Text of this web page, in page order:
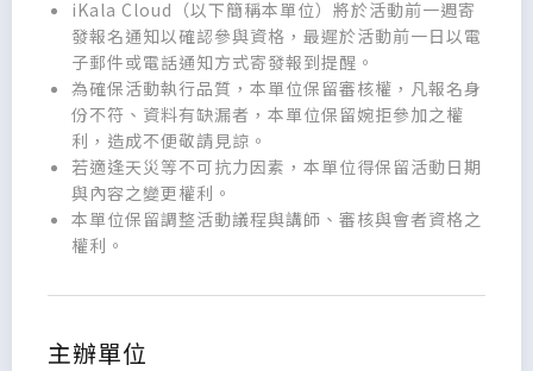
iKala Cloud（以下簡稱本單位）將於活動前一週寄
發報名通知以確認參與資格，最遲於活動前一日以電
子郵件或電話通知方式寄發報到提醒。
為確保活動執行品質，本單位保留審核權，凡報名身
份不符、資料有缺漏者，本單位保留婉拒參加之權
利，造成不便敬請見諒。
若適逢天災等不可抗力因素，本單位得保留活動日期
與內容之變更權利。
本單位保留調整活動議程與講師、審核與會者資格之
權利。
主辦單位